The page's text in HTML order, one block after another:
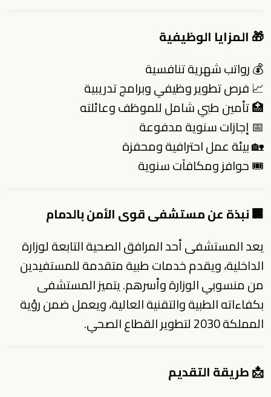
🎁 المزايا الوظيفية
💰 رواتب شهرية تنافسية
📈 فرص تطوير وظيفي وبرامج تدريبية
🏥 تأمين طبي شامل للموظف وعائلته
📅 إجازات سنوية مدفوعة
🏡 بيئة عمل احترافية ومحفزة
🎟 حوافز ومكافآت سنوية
🏢 نبذة عن مستشفى قوى الأمن بالدمام
يعد المستشفى أحد المرافق الصحية التابعة لوزارة
الداخلية، ويقدم خدمات طبية متقدمة للمستفيدين
من منسوبي الوزارة وأسرهم. يتميز المستشفى
بكفاءاته الطبية والتقنية العالية، ويعمل ضمن رؤية
المملكة 2030 لتطوير القطاع الصحي.
📩 طريقة التقديم